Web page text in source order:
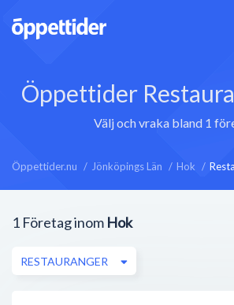
Öppettider
Välj och vraka bland 1
Öppettider.nu Jönköpings Län Hok
1 Företag inom Hok
RESTAURANGER